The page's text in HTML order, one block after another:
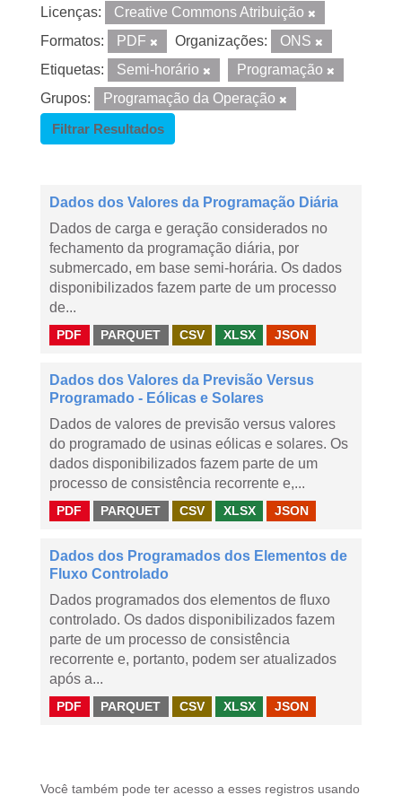
Licenças:
Creative Commons Atribuição
Formatos:
PDF Organizações:
ONS
Etiquetas:
Semi-horário
Programação
Grupos:
Programação da Operação
Filtrar Resultados
Dados dos Valores da Programação Diária
Dados de carga e geração considerados no
fechamento da programação diária, por
submercado, em base semi-horária. Os dados
disponibilizados fazem parte de um processo
de...
PDF PARQUET CSV XLSX JSON
Dados dos Valores da Previsão Versus
Programado - Eólicas e Solares
Dados de valores de previsão versus valores
do programado de usinas eólicas e solares. Os
dados disponibilizados fazem parte de um
processo de consistência recorrente e,...
PDF PARQUET CSV XLSX JSON
Dados dos Programados dos Elementos de
Fluxo Controlado
Dados programados dos elementos de fluxo
controlado. Os dados disponibilizados fazem
parte de um processo de consistência
recorrente e, portanto, podem ser atualizados
após a...
PDF PARQUET CSV XLSX JSON
Você também pode ter acesso a esses registros usando